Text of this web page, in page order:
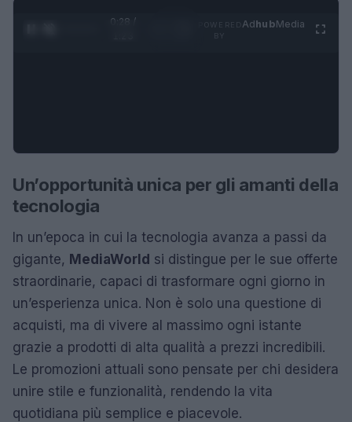
0:28 /
AdhubMedia
Un’opportunità unica per gli amanti della
tecnologia
In un’epoca in cui la tecnologia avanza a passi da
gigante, MediaWorld si distingue per le sue offerte
straordinarie, capaci di trasformare ogni giorno in
un’esperienza unica. Non è solo una questione di
acquisti, ma di vivere al massimo ogni istante
grazie a prodotti di alta qualità a prezzi incredibili.
Le promozioni attuali sono pensate per chi desidera
unire stile e funzionalità, rendendo la vita
quotidiana più semplice e piacevole.